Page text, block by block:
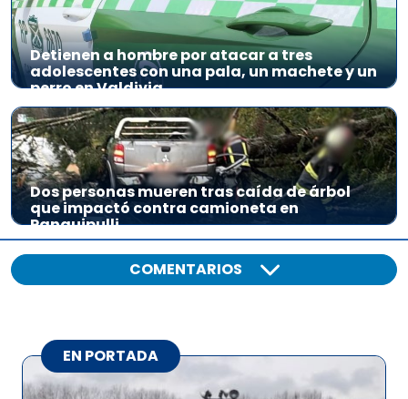
Detienen a hombre por atacar a tres
adolescentes con una pala, un machete y un
perro en Valdivia
Dos personas mueren tras caída de árbol
que impactó contra camioneta en
Panguipulli
COMENTARIOS
EN PORTADA